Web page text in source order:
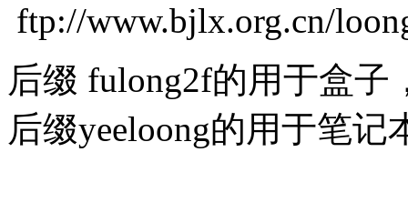
ftp://www.bjlx.org.cn/
后缀 fulong2f的用于盒子
后缀yeeloong的用于笔记